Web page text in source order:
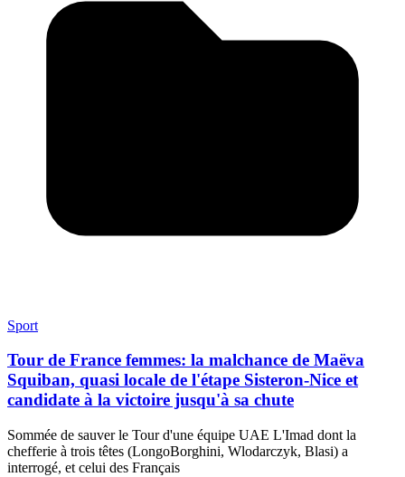
Sport
Tour de France femmes: la malchance de Maëva
Squiban, quasi locale de l'étape Sisteron-Nice et
candidate à la victoire jusqu'à sa chute
Sommée de sauver le Tour d'une équipe UAE L'Imad dont la
chefferie à trois têtes (LongoBorghini, Wlodarczyk, Blasi) a
interrogé, et celui des Français